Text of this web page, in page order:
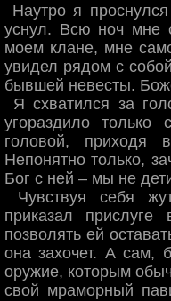
Наутро я
уснул. Всю ноч мне
моем клане, мне
увидел рядом с
бывшей невесты.
Я схватился за
угораздило
головой, приходя
Непонятно только,
Бог с ней – мы не
Чувствуя себя
приказал
позволять ей
она захочет. А сам,
оружие, которым
свой мраморный